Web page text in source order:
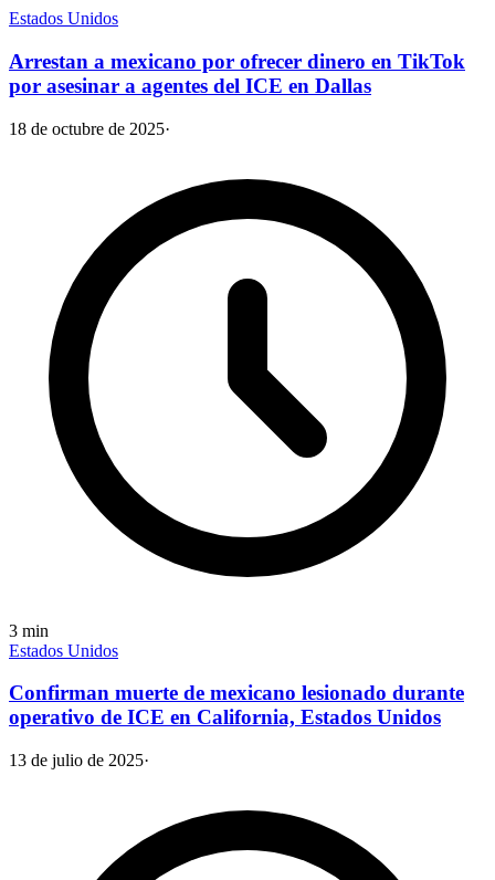
Estados Unidos
Arrestan a mexicano por ofrecer dinero en TikTok
por asesinar a agentes del ICE en Dallas
18 de octubre de 2025·
3 min
Estados Unidos
Confirman muerte de mexicano lesionado durante
operativo de ICE en California, Estados Unidos
13 de julio de 2025·